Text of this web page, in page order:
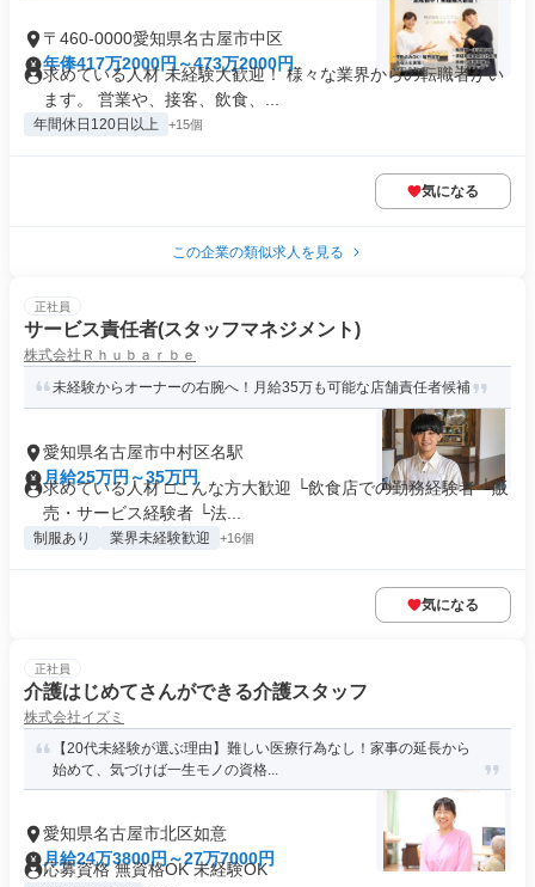
〒460-0000愛知県名古屋市中区
年俸417万2000円～473万2000円
求めている人材 未経験大歓迎！ 様々な業界からの転職者がい
ます。 営業や、接客、飲食、...
年間休日120日以上 +15個
気になる
この企業の類似求人を見る
正社員
サービス責任者(スタッフマネジメント)
株式会社Ｒｈｕｂａｒｂｅ
未経験からオーナーの右腕へ！月給35万も可能な店舗責任者候補
愛知県名古屋市中村区名駅
月給25万円～35万円
求めている人材 □こんな方大歓迎 └飲食店での勤務経験者 └販
売・サービス経験者 └法...
制服あり 業界未経験歓迎 +16個
気になる
正社員
介護はじめてさんができる介護スタッフ
株式会社イズミ
【20代未経験が選ぶ理由】難しい医療行為なし！家事の延長から
始めて、気づけば一生モノの資格...
愛知県名古屋市北区如意
月給24万3800円～27万7000円
応募資格 無資格OK 未経験OK